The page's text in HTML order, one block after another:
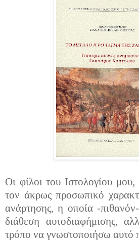
Οι φίλοι του Ιστολογίου
τον άκρως προσωπικό
ανάρτησης, η οποία -
διάθεση αυτοδιαφήμισης,
τρόπο να γνωστοποιήσω αυτό